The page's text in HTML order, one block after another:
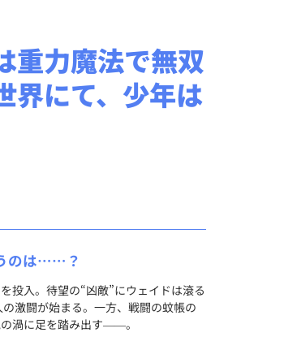
重力魔法で無双
にて、少年は
のは……？
投入。待望の“凶敵”にウェイドは滾る
激闘が始まる。一方、戦闘の蚊帳の
渦に足を踏み出す――。